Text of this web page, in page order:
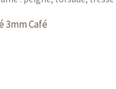
3mm Café